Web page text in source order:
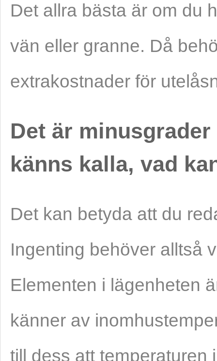
Det allra bästa är om du
vän eller granne. Då
extrakostnader för
Det är
känns kalla, vad
Det kan betyda att du
Ingenting behöver alltså
Elementen i lägenheten
känner av
till dess att temperaturen